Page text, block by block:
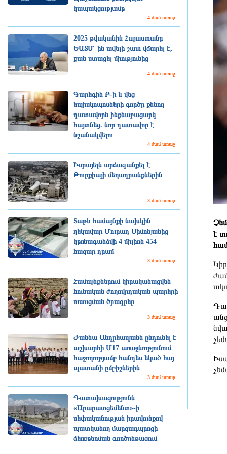
կապակցությամբ
4 ժամ առաջ
2025 թվականին Հայաստանը
ԵԱՏՄ–ին ավելի շատ վճարել է,
քան ստացել միությունից
4 ժամ առաջ
Գարեգին Բ-ի և վեց
եպիսկոպոսների գործը քննող
դատավորն ինքնաբացարկ
հայտնեց. նոր դատավոր է
նշանակվելու
4 ժամ առաջ
Իսրայելն արձագանքել է
Թուրքիայի մեղադրանքներին
3 ժամ առաջ
Տաթև համայնքի նախկին
ղեկավար Մուրադ Սիմոնյանից
կբռնագանձվի 4 միլիոն 454
հազար դրամ
3 ժամ առաջ
Համայնքներում կիրականացվեն
հունական ժողովրդական պարերի
ուսուցման ծրագրեր
3 ժամ առաջ
Ժաննա Անդրեասյանն ընդունել է
աշխարհի Մ17 առաջնությունում
հաջողությամբ հանդես եկած հայ
պատանի ըմբիշներին
3 ժամ առաջ
Դատախազությունն
«Արարատցեմենտ»-ի
սեփականության իրավունքով
պատկանող մարզադպրոցի
ձեռքբերման գործընթացում
է